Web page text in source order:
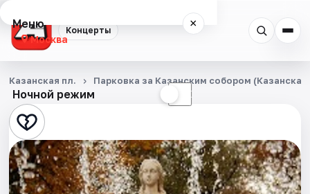
Концерты
Меню ×
Москва
Концерты
Города
Площадки
Артисты
Ночной режим ☾
Казанская пл. Парковка за Казанским собором (Казанская